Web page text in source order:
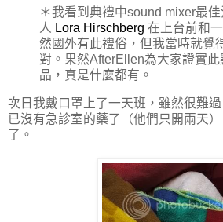
＊我看到典禮中sound mixer最
人 Lora Hirschberg 在上台前和
然國外有此禮俗，但我當時就覺
對。果然AfterEllen為大家證實
品，真是什麼都有。
次日我戴口罩上了一天班，雖然很難
已沒有急診室的藥了（他們只開兩天
了。